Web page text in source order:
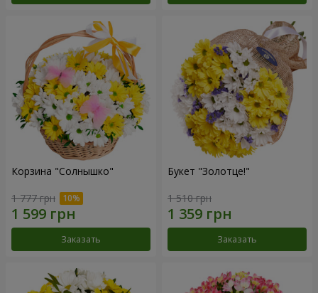
Корзина "Солнышко"
1 777 грн
Заказать
Букет "Золотце!"
1 510 грн
Заказать